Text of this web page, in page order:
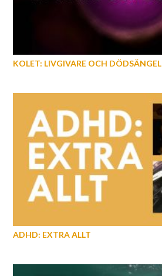
KOLET: LIVGIVARE OCH DÖDSÄNGEL
ADHD: EXTRA ALLT